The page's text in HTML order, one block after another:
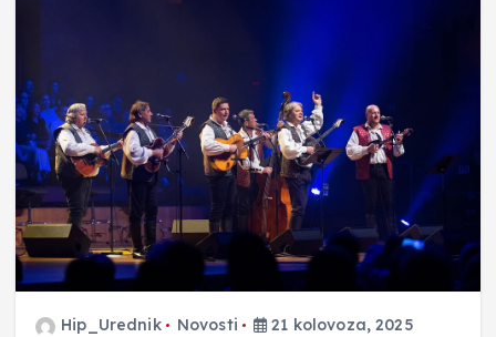
Hip_Urednik Novosti 21 kolovoza, 2025